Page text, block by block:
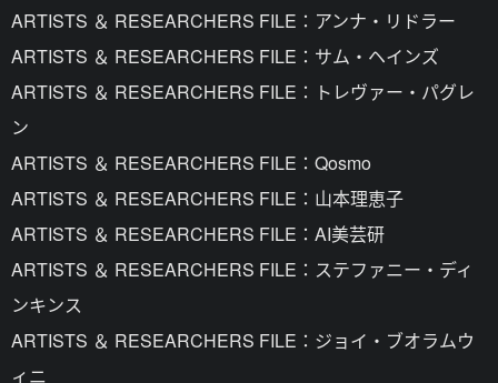
ARTISTS ＆ RESEARCHERS FILE：アンナ・リドラー
ARTISTS ＆ RESEARCHERS FILE：サム・ヘインズ
ARTISTS ＆ RESEARCHERS FILE：トレヴァー・パグレ
ン
ARTISTS ＆ RESEARCHERS FILE：Qosmo
ARTISTS ＆ RESEARCHERS FILE：山本理恵子
ARTISTS ＆ RESEARCHERS FILE：AI美芸研
ARTISTS ＆ RESEARCHERS FILE：ステファニー・ディ
ンキンス
ARTISTS ＆ RESEARCHERS FILE：ジョイ・ブオラムウ
ィニ